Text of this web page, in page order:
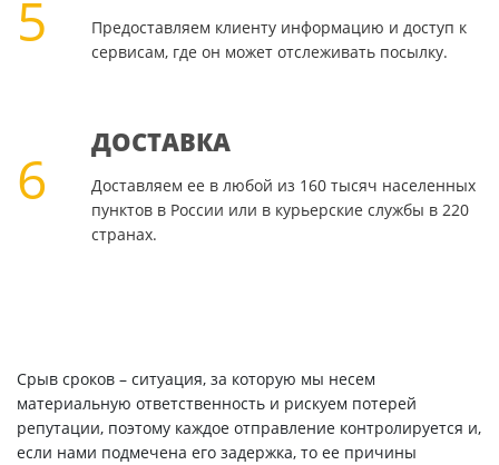
5
Предоставляем клиенту информацию и доступ к
сервисам, где он может отслеживать посылку.
6
ДОСТАВКА
Доставляем ее в любой из 160 тысяч населенных
пунктов в России или в курьерские службы в 220
странах.
Срыв сроков – ситуация, за которую мы несем
материальную ответственность и рискуем потерей
репутации, поэтому каждое отправление контролируется и,
если нами подмечена его задержка, то ее причины